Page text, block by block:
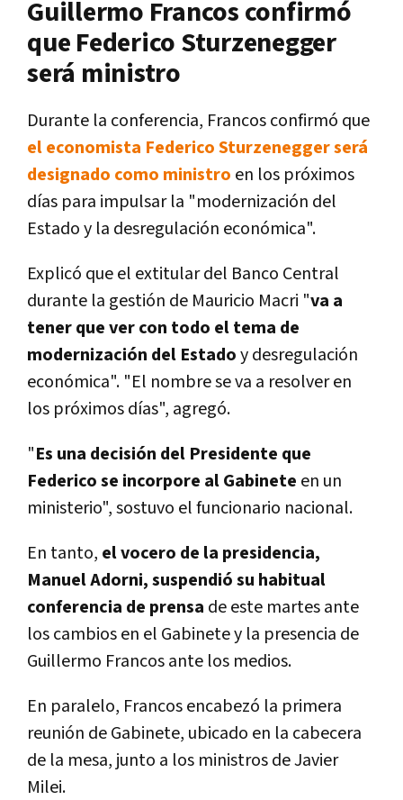
Guillermo Francos confirmó
que Federico Sturzenegger
será ministro
Durante la conferencia, Francos confirmó que
el economista Federico Sturzenegger será
designado como ministro en los próximos
días para impulsar la "modernización del
Estado y la desregulación económica".
Explicó que el extitular del Banco Central
durante la gestión de Mauricio Macri "va a
tener que ver con todo el tema de
modernización del Estadoy desregulación
económica". "El nombre se va a resolver en
los próximos días", agregó.
"Es una decisión del Presidente que
Federico se incorpore al Gabinete en un
ministerio", sostuvo el funcionario nacional.
En tanto, el vocero de la presidencia,
Manuel Adorni, suspendió su habitual
conferencia de prensa de este martes ante
los cambios en el Gabinete y la presencia de
Guillermo Francos ante los medios.
En paralelo, Francos encabezó la primera
reunión de Gabinete, ubicado en la cabecera
de la mesa, junto a los ministros de Javier
Milei.